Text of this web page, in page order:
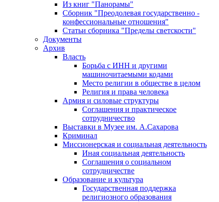
Из книг "Панорамы"
Сборник "Преодолевая государственно -
конфессиональные отношения"
Статьи сборника "Пределы светскости"
Документы
Архив
Власть
Борьба с ИНН и другими
машиночитаемыми кодами
Место религии в обществе в целом
Религия и права человека
Армия и силовые структуры
Соглашения и практическое
сотрудничество
Выставки в Музее им. А.Сахарова
Криминал
Миссионерская и социальная деятельность
Иная социальная деятельность
Соглашения о социальном
сотрудничестве
Образование и культура
Государственная поддержка
религиозного образования